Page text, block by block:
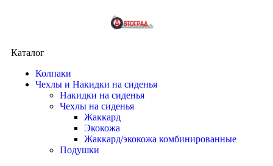
Каталог
Колпаки
Чехлы и Накидки на сиденья
Накидки на сиденья
Чехлы на сиденья
Жаккард
Экокожа
Жаккард/экокожа комбинированные
Подушки